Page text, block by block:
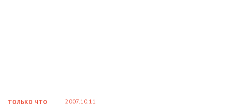
ТОЛЬКО ЧТО 2007.10.11